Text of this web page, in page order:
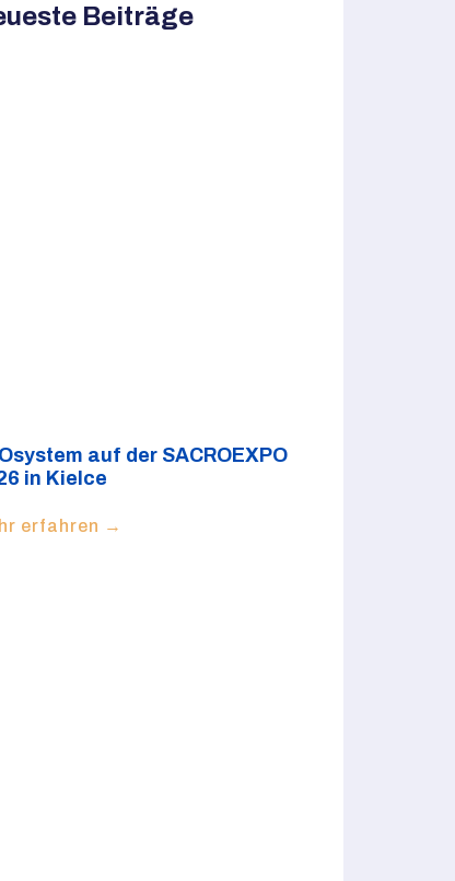
Beiträge
auf der SACROEXPO
in Kielce
erfahren →